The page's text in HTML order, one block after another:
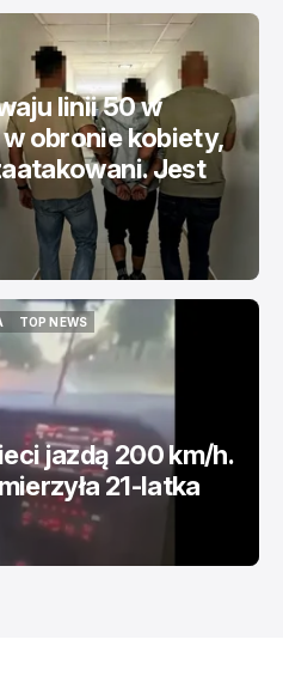
linii 50 w
obronie kobiety,
Jest
TOP NEWS
TOP NEWS
jazdą 200 km/h.
21-latka